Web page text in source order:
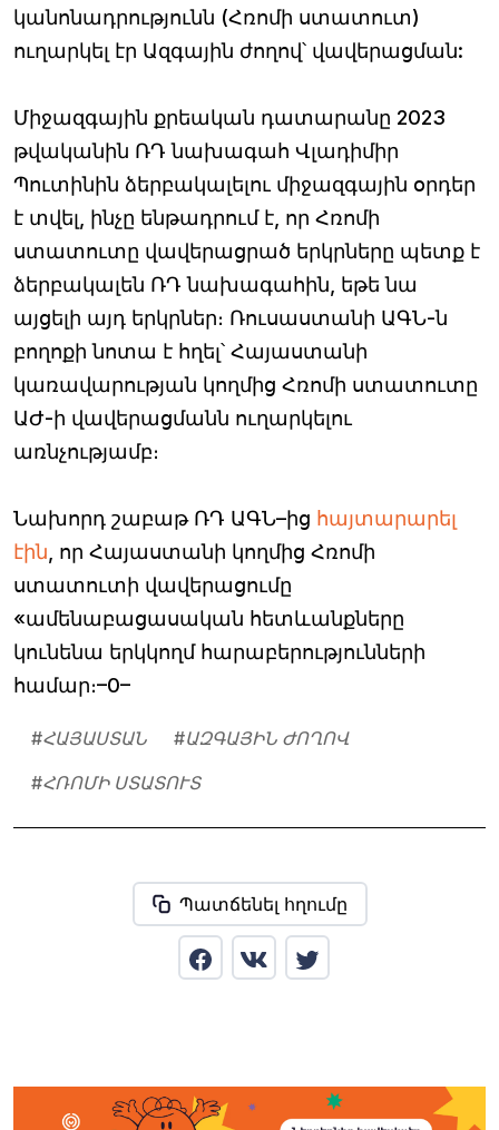
կանոնադրությունն (Հռոմի ստատուտ)
ուղարկել էր Ազգային ժողով՝ վավերացման:
Միջազգային քրեական դատարանը 2023
թվականին ՌԴ նախագահ Վլադիմիր
Պուտինին ձերբակալելու միջազգային օրդեր
է տվել, ինչը ենթադրում է, որ Հռոմի
ստատուտը վավերացրած երկրները պետք է
ձերբակալեն ՌԴ նախագահին, եթե նա
այցելի այդ երկրներ։ Ռուսաստանի ԱԳՆ-ն
բողոքի նոտա է հղել՝ Հայաստանի
կառավարության կողմից Հռոմի ստատուտը
ԱԺ-ի վավերացմանն ուղարկելու
առնչությամբ։
Նախորդ շաբաթ ՌԴ ԱԳՆ–ից հայտարարել
էին, որ Հայաստանի կողմից Հռոմի
ստատուտի վավերացումը
«ամենաբացասական հետևանքները
կունենա երկկողմ հարաբերությունների
համար։–0–
#ՀԱՅԱՍՏԱՆ #ԱԶԳԱՅԻՆ ԺՈՂՈՎ
#ՀՌՈՄԻ ՍՏԱՏՈՒՏ
Պատճենել հղումը